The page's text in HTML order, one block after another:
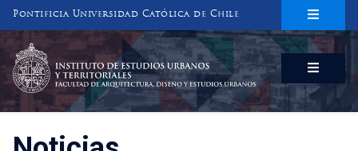
Pontificia Universidad Católica de Chile
INSTITUTO DE ESTUDIOS URBANOS
Y TERRITORIALES
FACULTAD DE ARQUITECTURA, DISEÑO Y ESTUDIOS URBANOS